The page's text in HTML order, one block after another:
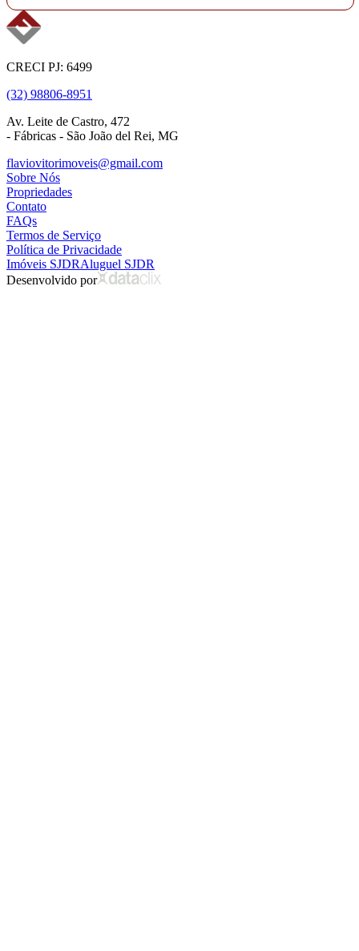
CRECI PJ: 6499
(32) 98806-8951
Av. Leite de Castro, 472
- Fábricas - São João del Rei, MG
flaviovitorimoveis@gmail.com
Sobre Nós
Propriedades
Contato
FAQs
Termos de Serviço
Política de Privacidade
Imóveis SJDRAluguel SJDR
Desenvolvido por